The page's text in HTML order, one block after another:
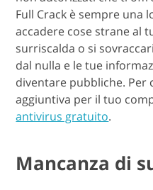
Full Crack è sempre una
accadere cose strane al
surriscalda o si
dal nulla e le tue
diventare pubbliche. Per
aggiuntiva per il tuo
antivirus gratuito.
Mancanza di